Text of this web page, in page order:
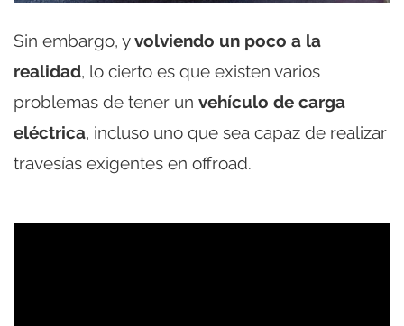
Sin embargo, yvolviendo un poco a la
realidad, lo cierto es que existen varios
problemas de tener un vehículo de carga
eléctrica, incluso uno que sea capaz de realizar
travesías exigentes en offroad.